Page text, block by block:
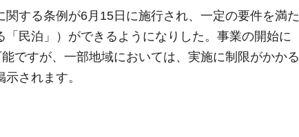
する条例が6月15日に施行され、一定の要件を満た
民泊」）ができるようになりした。事業の開始に
ですが、一部地域においては、実施に制限がかかる
されます。